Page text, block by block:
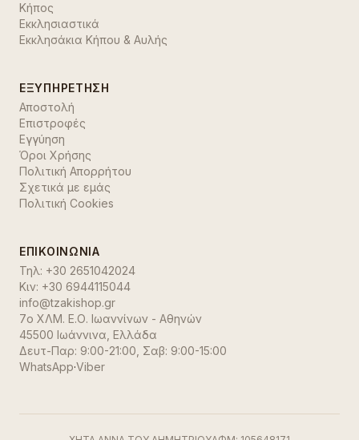
Κήπος
Εκκλησιαστικά
Εκκλησάκια Κήπου & Αυλής
ΕΞΥΠΗΡΈΤΗΣΗ
Αποστολή
Επιστροφές
Εγγύηση
Όροι Χρήσης
Πολιτική Απορρήτου
Σχετικά με εμάς
Πολιτική Cookies
ΕΠΙΚΟΙΝΩΝΊΑ
Τηλ: +30 2651042024
Κιν: +30 6944115044
info@tzakishop.gr
7ο ΧΛΜ. Ε.Ο. Ιωαννίνων - Αθηνών
45500 Ιωάννινα Ελλάδα
Δευτ-Παρ: 9:00-21:00, Σαβ: 9:00-15:00
WhatsApp·Viber